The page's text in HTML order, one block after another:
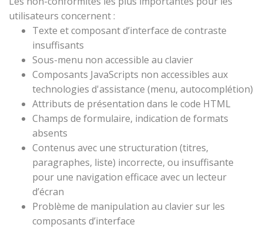
utilisateurs concernent :
Texte et composant d’interface de contraste
insuffisants
Sous-menu non accessible au clavier
Composants JavaScripts non accessibles aux
technologies d'assistance (menu, autocomplétion)
Attributs de présentation dans le code HTML
Champs de formulaire, indication de formats
absents
Contenus avec une structuration (titres,
paragraphes, liste) incorrecte, ou insuffisante
pour une navigation efficace avec un lecteur
d’écran
Problème de manipulation au clavier sur les
composants d’interface